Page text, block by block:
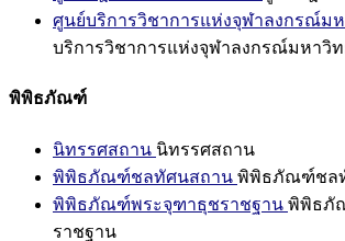
ศูนย์บริการวิชาการแห่งจุฬาลงกรณ์ม
บริการวิชาการแห่งจุฬาลงกรณ์มหาวิท
พิพิธภัณฑ์
นิทรรศสถาน นิทรรศสถาน
พิพิธภัณฑ์ชลทัศนสถาน พิพิธภัณฑ์ชล
พิพิธภัณฑ์พระจุฑาธุชราชฐาน พิพิธภั
ราชฐาน